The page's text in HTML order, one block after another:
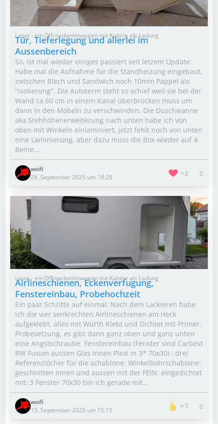
Lappi - ein Offroadwohnwagen mit Kabine als Ladung
Tür, Tieferlegung und allerlei im
Aussenbereich
So, ist mal wieder einiges passiert seit letzem Update:
Habe mal die Aufnahme für die Standheizung eingebaut,
zwischen Blech und Sandwich noch 10mm Pappel als
"isolierung". Die Autoterm steht so schief weil sie bei der
Wand ca 60 cm in einem Kanal überbrücken muss um
dann in den Möbeln zu verschwinden. Die Duschwanne
aka Stehhöhenerweiterung nach unten habe ich von
oben mit Winkeln einlaminiert, jetzt fehlt noch von unten
eine Laminierung, aber dazu muss die Box wieder auf 4
Beine.…
woifi
28. September 2025 um 18:28
2 0
Lappi - ein Offroadwohnwagen mit Kabine als Ladung
Airlineschienen, Eckenverfugung,
Fenstereinbau, Probehochzeit
Ein paar Schritte auf einmal: Nach dem Lackieren habe
ich die vier senkrechten Airlineschienen am Heck
aufgeklebt, alles mit Würth Klebt und Dichtet mit Primer.
Probesetzung, es gibt dann ganz oben und ganz unten
eine Angstschraube. Fenstereinbau (Fenster sind Carbest
RW Fusion aussen Glas innen Plexi in 3* 70x30) : drei
Referenzlöcher für die schablone: Winkelbohrschablone:
geschnitten innen und aussen mit der FEIN: eingedichtet
mit: 3 Fenster 70x30 bin ich gerade mit…
woifi
15. September 2025 um 15:15
7 0